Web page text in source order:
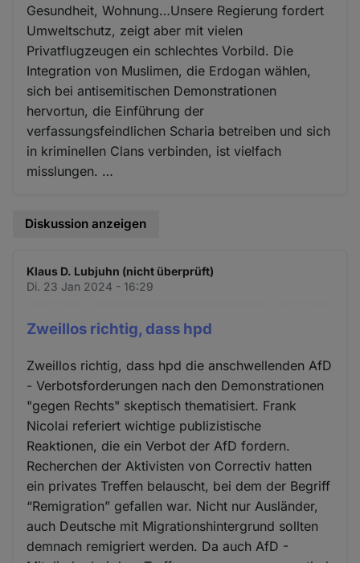
Gesundheit, Wohnung…Unsere Regierung fordert
Umweltschutz, zeigt aber mit vielen
Privatflugzeugen ein schlechtes Vorbild. Die
Integration von Muslimen, die Erdogan wählen,
sich bei antisemitischen Demonstrationen
hervortun, die Einführung der
verfassungsfeindlichen Scharia betreiben und sich
in kriminellen Clans verbinden, ist vielfach
misslungen. …
Diskussion anzeigen
Klaus D. Lubjuhn (nicht überprüft)
Di. 23 Jan 2024 - 16:29
Zweillos richtig, dass hpd
Zweillos richtig, dass hpd die anschwellenden AfD
- Verbotsforderungen nach den Demonstrationen
"gegen Rechts" skeptisch thematisiert. Frank
Nicolai referiert wichtige publizistische
Reaktionen, die ein Verbot der AfD fordern.
Recherchen der Aktivisten von Correctiv hatten
ein privates Treffen belauscht, bei dem der Begriff
“Remigration” gefallen war. Nicht nur Ausländer,
auch Deutsche mit Migrationshintergrund sollten
demnach remigriert werden. Da auch AfD -